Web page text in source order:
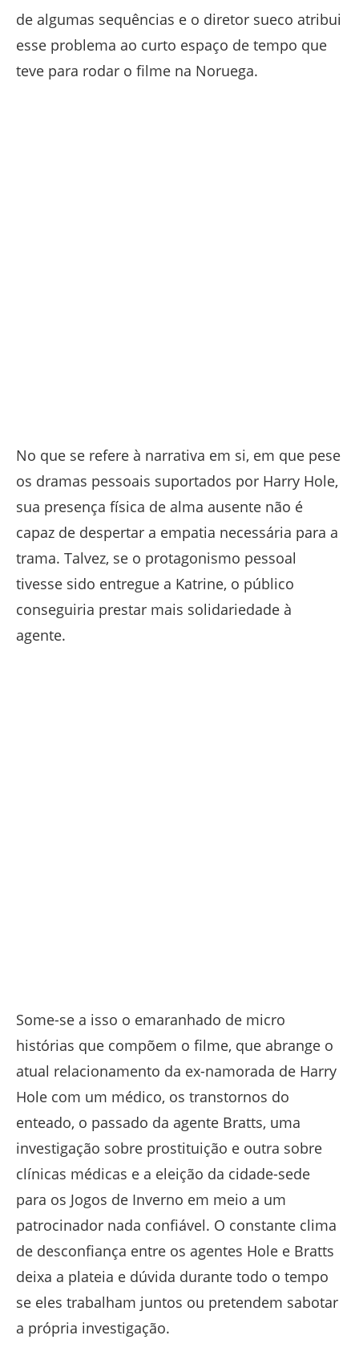
de algumas sequências e o diretor sueco atribui
esse problema ao curto espaço de tempo que
teve para rodar o filme na Noruega.
No que se refere à narrativa em si, em que pese
os dramas pessoais suportados por Harry Hole,
sua presença física de alma ausente não é
capaz de despertar a empatia necessária para a
trama. Talvez, se o protagonismo pessoal
tivesse sido entregue a Katrine, o público
conseguiria prestar mais solidariedade à
agente.
Some-se a isso o emaranhado de micro
histórias que compõem o filme, que abrange o
atual relacionamento da ex-namorada de Harry
Hole com um médico, os transtornos do
enteado, o passado da agente Bratts, uma
investigação sobre prostituição e outra sobre
clínicas médicas e a eleição da cidade-sede
para os Jogos de Inverno em meio a um
patrocinador nada confiável. O constante clima
de desconfiança entre os agentes Hole e Bratts
deixa a plateia e dúvida durante todo o tempo
se eles trabalham juntos ou pretendem sabotar
a própria investigação.